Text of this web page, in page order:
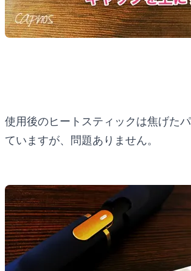
使用後のヒートスティックは焦げた
ていますが、問題ありません。